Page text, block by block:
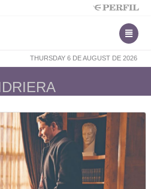
THURSDAY 6 DE AUGUST DE 2026